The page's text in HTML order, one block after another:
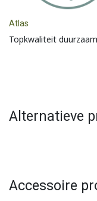
Atlas
Topkwaliteit
Alternatieve
Accessoire